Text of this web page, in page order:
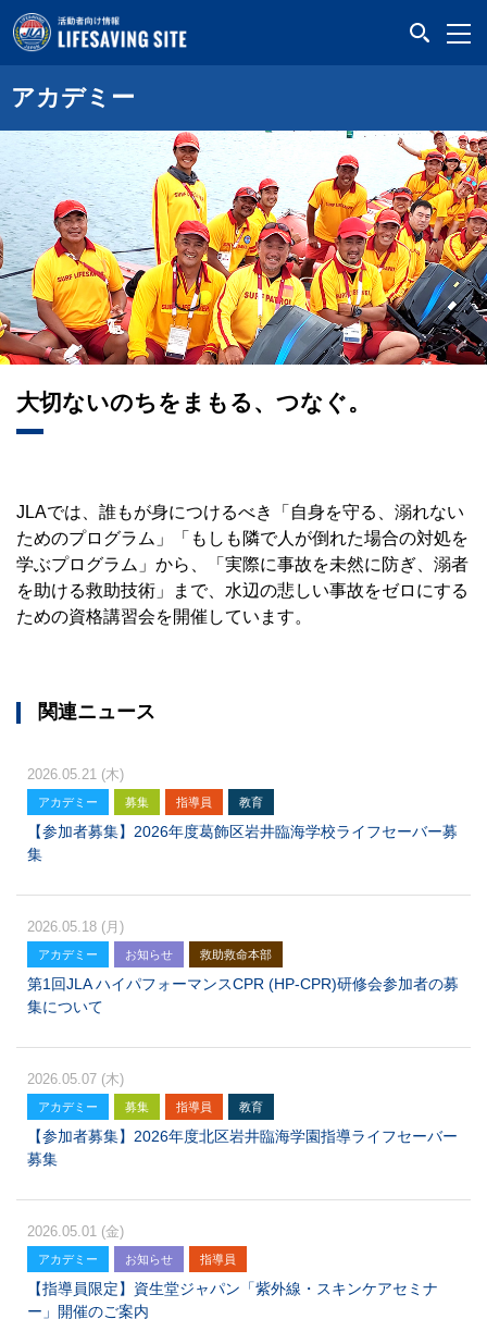
アカデミー
大切ないのちをまもる、 つなぐ。
JLAでは、誰もが身につけるべき「自身を守る、溺れない
ためのプログラム」「もしも隣で人が倒れた場合の対処を
学ぶプログラム」から、「実際に事故を未然に防ぎ、溺者
を助ける救助技術」まで、水辺の悲しい事故をゼロにする
ための資格講習会を開催しています。
関連ニュース
2026.05.21 (木)
アカデミー 募集 指導員 教育
【参加者募集】2026年度葛飾区岩井臨海学校ライフセーバー募
集
2026.05.18 (月)
アカデミー お知らせ 救助救命本部
第1回JLA ハイパフォーマンスCPR (HP-CPR)研修会参加者の募
集について
2026.05.07 (木)
アカデミー 募集 指導員 教育
【参加者募集】2026年度北区岩井臨海学園指導ライフセーバー
募集
2026.05.01 (金)
アカデミー お知らせ 指導員
【指導員限定】資生堂ジャパン「紫外線・スキンケアセミナ
ー」開催のご案内